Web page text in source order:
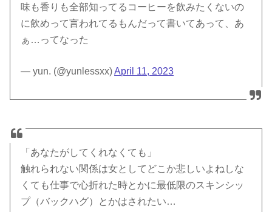
味も香りも全部知ってるコーヒーを飲みたくないの
に飲めって言われてるもんだって書いてあって、あ
ぁ…ってなった
— yun. (@yunlessxx)April 11, 2023
「あなたがしてくれなくても」
触れられない関係は女としてどこか悲しいよねしな
くても仕事で心折れた時とかに最低限のスキンシッ
プ（バックハグ）とかはされたい…